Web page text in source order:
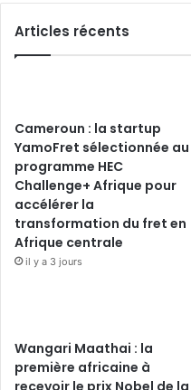
Articles récents
Cameroun : la startup
YamoFret sélectionnée au
programme HEC
Challenge+ Afrique pour
accélérer la
transformation du fret en
Afrique centrale
il y a 3 jours
Wangari Maathai : la
première africaine à